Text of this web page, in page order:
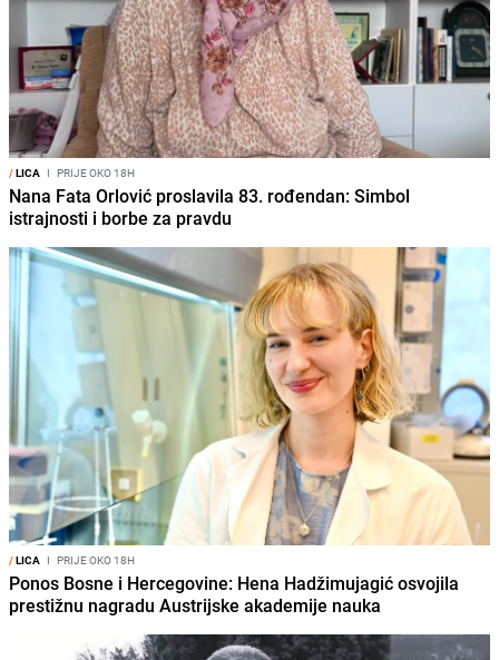
/LICA I PRIJE OKO 18H
Nana Fata Orlović proslavila 83. rođendan: Simbol
istrajnosti i borbe za pravdu
/LICA I PRIJE OKO 18H
Ponos Bosne i Hercegovine: Hena Hadžimujagić osvojila
prestižnu nagradu Austrijske akademije nauka